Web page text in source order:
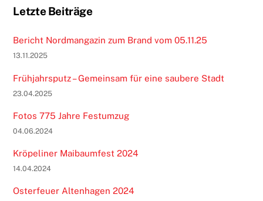
Letzte Beiträge
Bericht Nordmangazin zum Brand vom 05.11.25
13.11.2025
Frühjahrsputz – Gemeinsam für eine saubere Stadt
23.04.2025
Fotos 775 Jahre Festumzug
04.06.2024
Kröpeliner Maibaumfest 2024
14.04.2024
Osterfeuer Altenhagen 2024